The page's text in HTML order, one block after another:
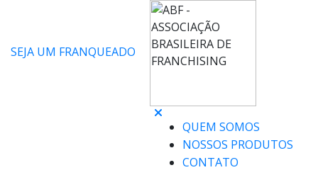
SEJA UM FRANQUEADO
QUEM SOMOS
NOSSOS PRODUTOS
CONTATO